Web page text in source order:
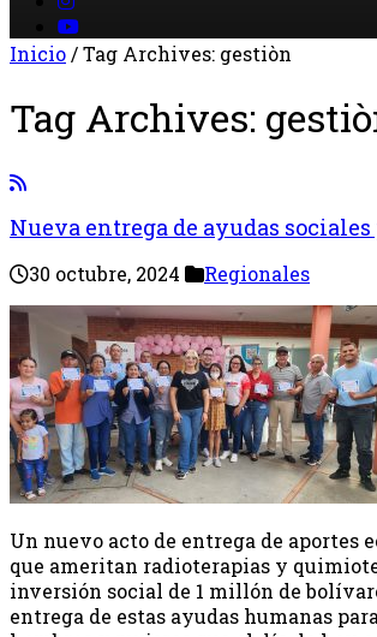
Inicio/Tag Archives: gestiòn
Tag Archives:
Nueva entrega de ayudas
30 octubre, 2024 Regionales
Un nuevo acto de entrega de aportes
que ameritan radioterapias y
inversión social de 1 millón de
entrega de estas ayudas humanas